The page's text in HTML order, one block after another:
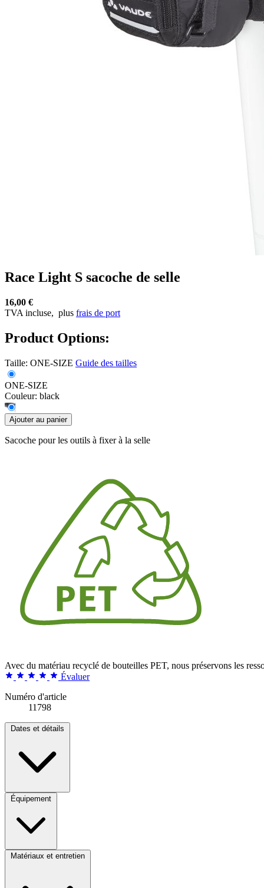
Race Light S sacoche de selle
16,00 €
TVA incluse, plus frais de port
Product Options:
Taille: ONE-SIZE Guide des tailles
ONE-SIZE
Couleur: black
Ajouter au panier
Sacoche pour les outils à fixer à la selle
Avec du matériau recyclé de bouteilles PET, nous préservons les
Évaluer
Numéro d'article
11798
Dates et détails
Équipement
Matériaux et entretien